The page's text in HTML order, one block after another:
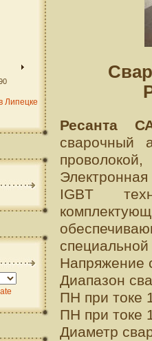
Ресанта
сварочный
IGBT
специальной
Напряжение
Диапазон
ПН при токе
ПН при токе
Диаметр
Липецке